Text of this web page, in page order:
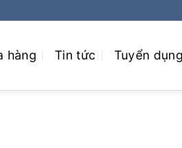
hàng Tin tức Tuyển dụng